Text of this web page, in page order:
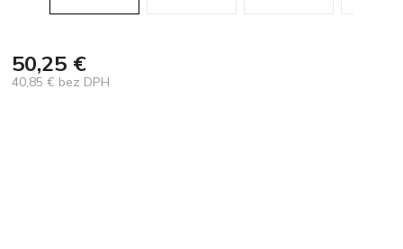
50,25 €
40,85 € bez DPH